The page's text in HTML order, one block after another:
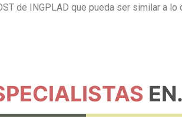
de INGPLAD que pueda ser similar a lo